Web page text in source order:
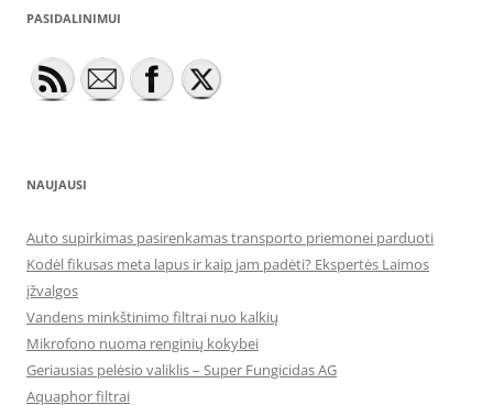
PASIDALINIMUI
NAUJAUSI
Auto supirkimas pasirenkamas transporto priemonei parduoti
Kodėl fikusas meta lapus ir kaip jam padėti? Ekspertės Laimos
įžvalgos
Vandens minkštinimo filtrai nuo kalkių
Mikrofono nuoma renginių kokybei
Geriausias pelėsio valiklis – Super Fungicidas AG
Aquaphor filtrai